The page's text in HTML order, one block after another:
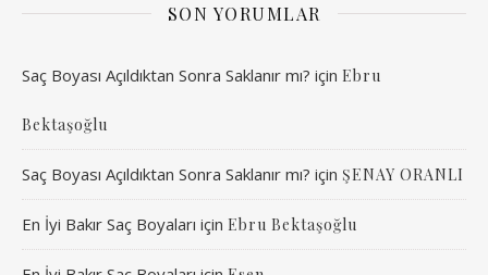
SON YORUMLAR
Saç Boyası Açıldıktan Sonra Saklanır mı? için Ebru
Bektaşoğlu
Saç Boyası Açıldıktan Sonra Saklanır mı? için ŞENAY ORANLI
En İyi Bakır Saç Boyaları için Ebru Bektaşoğlu